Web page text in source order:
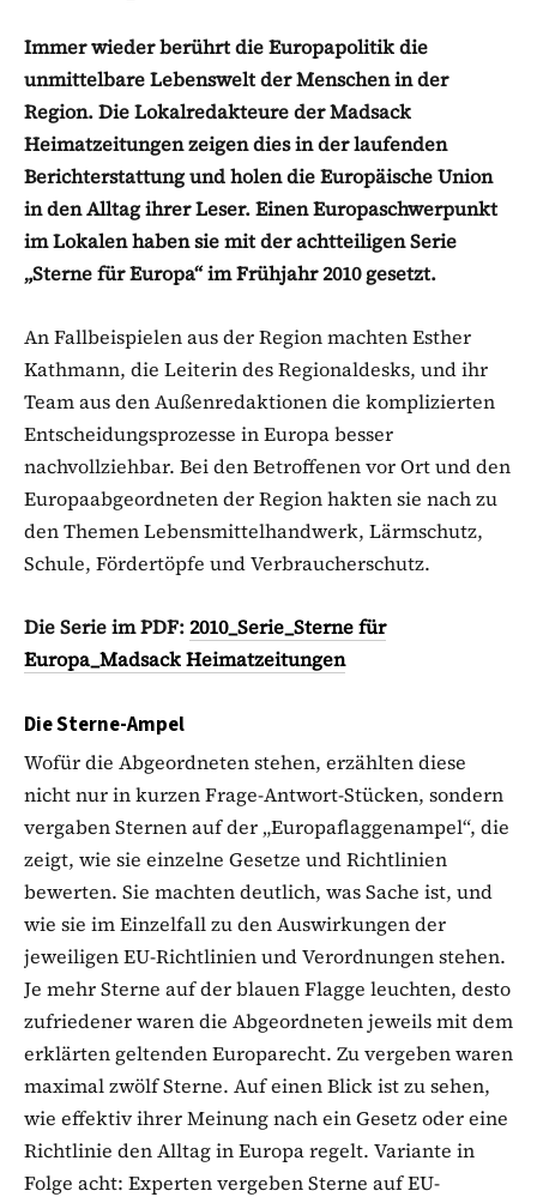
Immer wieder berührt die Europapolitik die
unmittelbare Lebenswelt der Menschen in der
Region. Die Lokalredakteure der Madsack
Heimatzeitungen zeigen dies in der laufenden
Berichterstattung und holen die Europäische Union
in den Alltag ihrer Leser. Einen Europaschwerpunkt
im Lokalen haben sie mit der achtteiligen Serie
„Sterne für Europa“ im Frühjahr 2010 gesetzt.
An Fallbeispielen aus der Region machten Esther
Kathmann, die Leiterin des Regionaldesks, und ihr
Team aus den Außenredaktionen die komplizierten
Entscheidungsprozesse in Europa besser
nachvollziehbar. Bei den Betroffenen vor Ort und den
Europaabgeordneten der Region hakten sie nach zu
den Themen Lebensmittelhandwerk, Lärmschutz,
Schule, Fördertöpfe und Verbraucherschutz.
Die Serie im PDF:2010_Serie_Sterne für
Europa_Madsack Heimatzeitungen
Die Sterne-Ampel
Wofür die Abgeordneten stehen, erzählten diese
nicht nur in kurzen Frage-Antwort-Stücken, sondern
vergaben Sternen auf der „Europaflaggenampel“, die
zeigt, wie sie einzelne Gesetze und Richtlinien
bewerten. Sie machten deutlich, was Sache ist, und
wie sie im Einzelfall zu den Auswirkungen der
jeweiligen EU-Richtlinien und Verordnungen stehen.
Je mehr Sterne auf der blauen Flagge leuchten, desto
zufriedener waren die Abgeordneten jeweils mit dem
erklärten geltenden Europarecht. Zu vergeben waren
maximal zwölf Sterne. Auf einen Blick ist zu sehen,
wie effektiv ihrer Meinung nach ein Gesetz oder eine
Richtlinie den Alltag in Europa regelt. Variante in
Folge acht: Experten vergeben Sterne auf EU-